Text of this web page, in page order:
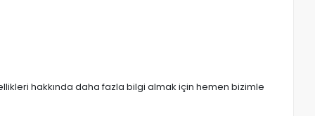
hakkında daha fazla bilgi almak için hemen bizimle